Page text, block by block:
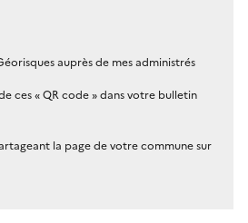
auprès de mes administrés
ces « QR code » dans votre bulletin
la page de votre commune sur